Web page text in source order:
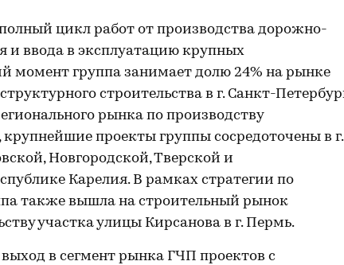
цикл работ от производства дорожно-
и ввода в эксплуатацию крупных
момент группа занимает долю 24% на рынке
строительства в г. Санкт-
рынка по производству
проекты группы сосредоточены в г.
Новгородской, Тверской и
Карелия. В рамках стратегии по
также вышла на строительный рынок
участка улицы Кирсанова в г. Пермь.
в сегмент рынка ГЧП проектов с